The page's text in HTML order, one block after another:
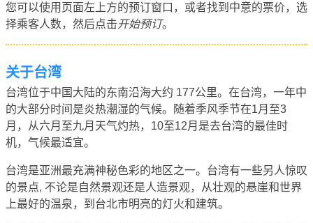
您可以使用页面左上方的预订窗口，或者找到中意的票价，选
择乘客人数，然后点击开始预订。
关于台湾
台湾位于中国大陆的东南沿海大约 177公里。在台湾，一年中
的大部分时间是炎热潮湿的气候。随着季风季节在1月至3
月，从六月至九月天气灼热，10至12月是去台湾的最佳时
机，气候最适宜。
台湾是亚洲最充满神秘色彩的地区之一。台湾有一些另人惊叹
的景点, 不论是自然景观还是人造景观，从壮观的悬崖和世界
上最好的温泉，到台北市明亮的灯火和建筑。